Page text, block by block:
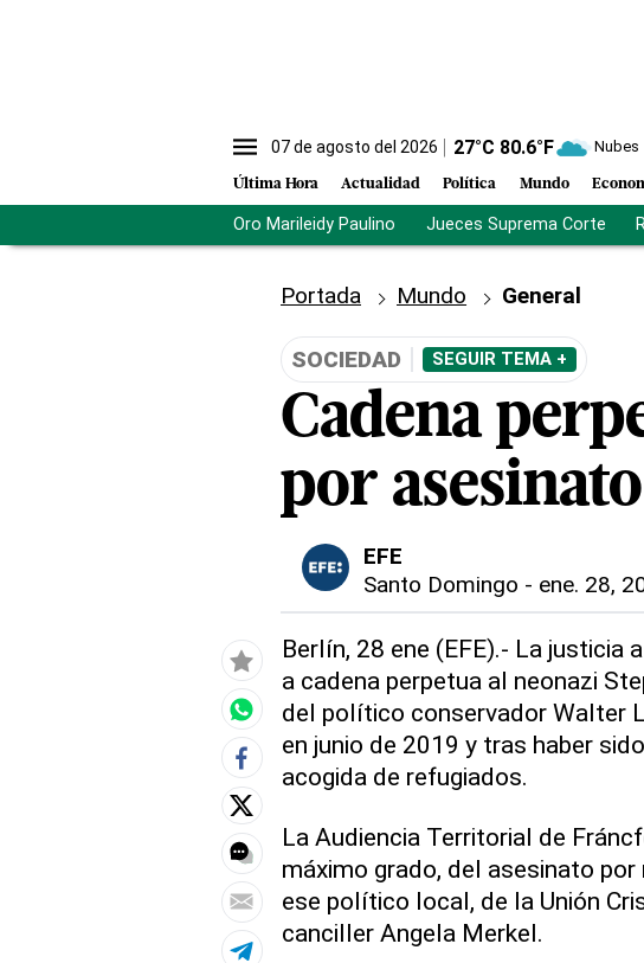
07 de agosto del 2026 27°C 80.6°F Nubes
Última Hora Actualidad Política Mundo
Oro Marileidy Paulino Jueces Suprema Corte
Portada Mundo General
SOCIEDAD SEGUIR TEMA +
Cadena
por
EFE
Santo Domingo - ene. 28,
Berlín, 28 ene (EFE).- La justicia
a cadena perpetua al neonazi
del político conservador Walter
en junio de 2019 y tras haber
acogida de refugiados.
La Audiencia Territorial de
máximo grado, del asesinato
ese político local, de la Unión
canciller Angela Merkel.